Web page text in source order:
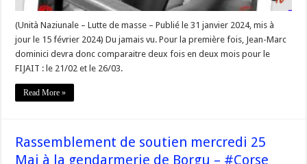
(Unità Naziunale – Lutte de masse – Publié le 31 janvier 2024, mis à
jour le 15 février 2024) Du jamais vu. Pour la première fois, Jean-Marc
dominici devra donc comparaitre deux fois en deux mois pour le
FIJAIT : le 21/02 et le 26/03.
Read More »
Rassemblement de soutien mercredi 25
Mai à la gendarmerie de Borgu – #Corse